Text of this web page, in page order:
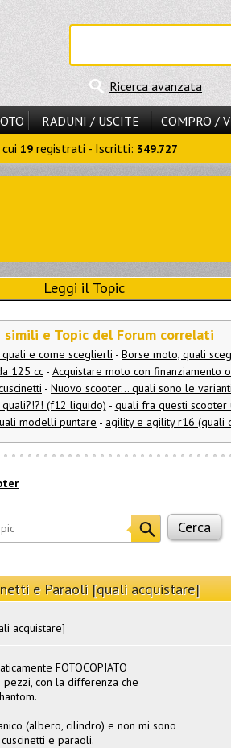
Ricerca avanzata
RADUNI / USCITE
COMPRO /
19 registrati - Iscritti: 349.727
Leggi il Topic
e Topic del Forum correlati
quali e come sceglierli - Borse moto, quali
125 cc- Acquistare moto con finanziamento
- Nuovo scooter... quali sono le
(f12 liquido) - quali fra questi scooter
modelli puntare - agility e agility r16 (quali
e Paraoli [quali acquistare]
acquistare]
FOTOCOPIATO
con la differenza che
(albero, cilindro) e non mi sono
e paraoli.